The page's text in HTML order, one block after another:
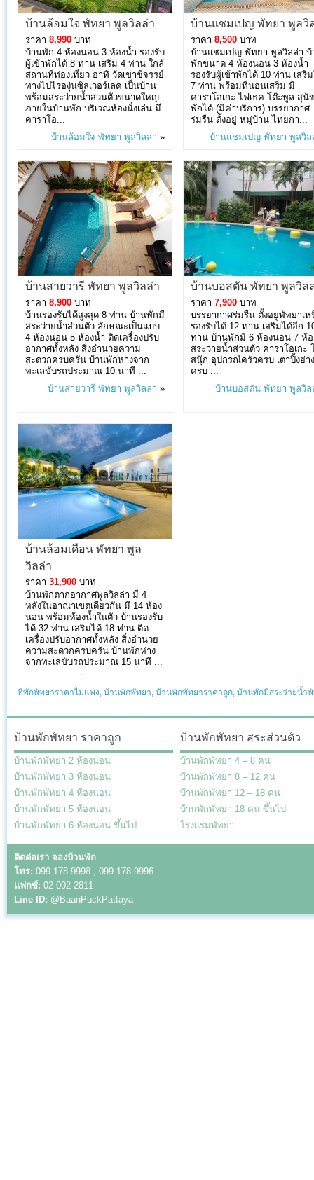
บ้านล้อมใจ พัทยา พูลวิลล่า
ราคา 8,990 บาท
บ้านพัก 4 ห้องนอน 3 ห้องน้ำ รองรับ
ผู้เข้าพักได้ 8 ท่าน เสริม 4 ท่าน ใกล้
สถานที่ท่องเที่ยว อาทิ วัดเขาชีจรรย์
ทางไปไร่องุ่นซิลเวอร์เลค เป็นบ้าน
พร้อมสระว่ายน้ำส่วนตัวขนาดใหญ่
ภายในบ้านพัก บริเวณห้องนั่งเล่น มี
คาราโอ...
บ้านล้อมใจ พัทยา พูลวิลล่า »
บ้านแชมเปญ พัทยา พูลวิ
ราคา 8,500 บาท
บ้านแชมเปญ พัทยา พูลวิลล่า บ้
พักขนาด 4 ห้องนอน 3 ห้องน้ำ
รองรับผู้เข้าพักได้ 10 ท่าน เสริ
7 ท่าน พร้อมที่นอนเสริม มี
คาราโอเกะ ไฟเธค โต๊ะพูล สุนั
พักได้ (มีค่าบริการ) บรรยากาศ
ร่มรื่น ตั้งอยู่ หมู่บ้าน ไทยกา...
บ้านแชมเปญ พัทยา พูลวิล
บ้านสายวารี พัทยา พูลวิลล่า
ราคา 8,900 บาท
บ้านรองรับได้สูงสุด 8 ท่าน บ้านพักมี
สระว่ายน้ำส่วนตัว ลักษณะเป็นแบบ
4 ห้องนอน 5 ห้องน้ำ ติดเครื่องปรับ
อากาศทั้งหลัง สิ่งอำนวยความ
สะดวกครบครัน บ้านพักห่างจาก
ทะเลขับรถประมาณ 10 นาที ...
บ้านสายวารี พัทยา พูลวิลล่า »
บ้านบอสตัน พัทยา พูลวิล
ราคา 7,900 บาท
บรรยากาศร่มรื่น ตั้งอยู่พัทยาเห
รองรับได้ 12 ท่าน เสริมได้อีก
ท่าน บ้านพักมี 6 ห้องนอน 7 ห้อ
สระว่ายน้ำส่วนตัว คาราโอเกะ
สนุ๊ก อุปกรณ์ครัวครบ เตาปิ้งย่าง
ครบ ...
บ้านบอสตัน พัทยา พูลวิล
บ้านล้อมเดือน พัทยา พูล
วิลล่า
ราคา 31,900 บาท
บ้านพักตากอากาศพูลวิลล่า มี 4
หลังในอาณาเขตเดียวกัน มี 14 ห้อง
นอน พร้อมห้องน้ำในตัว บ้านรองรับ
ได้ 32 ท่าน เสริมได้ 18 ท่าน ติด
เครื่องปรับอากาศทั้งหลัง สิ่งอำนวย
ความสะดวกครบครัน บ้านพักห่าง
จากทะเลขับรถประมาณ 15 นาที ...
ที่พักพัทยาราคาไม่แพง, บ้านพักพัทยา, บ้านพักพัทยาราคาถูก, บ้านพักมีสระว่ายน้ำ
บ้านพักพัทยา ราคาถูก
บ้านพักพัทยา 2 ห้องนอน
บ้านพักพัทยา 3 ห้องนอน
บ้านพักพัทยา 4 ห้องนอน
บ้านพักพัทยา 5 ห้องนอน
บ้านพักพัทยา 6 ห้องนอน ขึ้นไป
บ้านพักพัทยา สระส่วนตัว
บ้านพักพัทยา 4 – 8 คน
บ้านพักพัทยา 8 – 12 คน
บ้านพักพัทยา 12 – 18 คน
บ้านพักพัทยา 18 คน ขึ้นไป
โรงแรมพัทยา
ติดต่อเรา จองบ้านพัก
โทร: 099-178-9998 , 099-178-9996
แฟกซ์: 02-002-2811
Line ID: @BaanPuckPattaya